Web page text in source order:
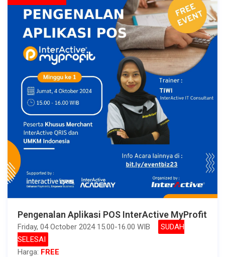
Pengenalan Aplikasi POS InterActive MyProfit
Friday, 04 October 2024 15.00-16.00 WIB
SUDAH
SELESAI
Harga: FREE